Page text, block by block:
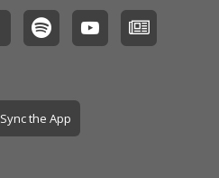
Sync the App